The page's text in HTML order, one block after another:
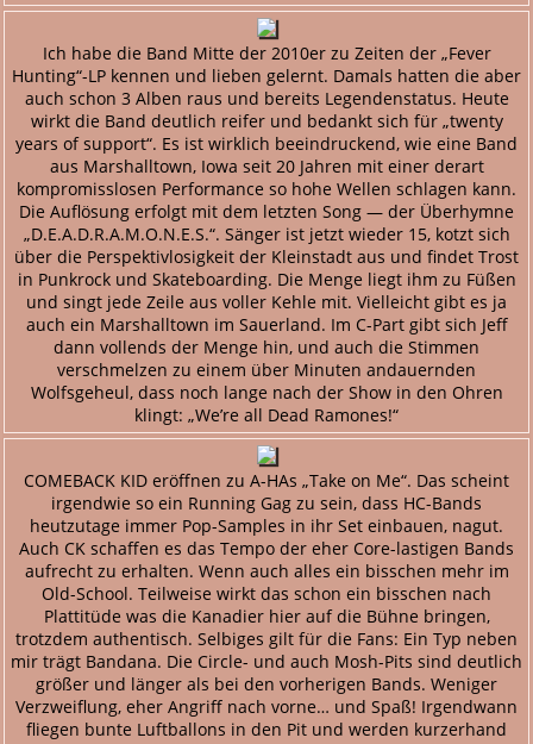
Ich habe die Band Mitte der 2010er zu Zeiten der „Fever
Hunting“-LP kennen und lieben gelernt. Damals hatten die aber
auch schon 3 Alben raus und bereits Legendenstatus. Heute
wirkt die Band deutlich reifer und bedankt sich für „twenty
years of support“. Es ist wirklich beeindruckend, wie eine Band
aus Marshalltown, Iowa seit 20 Jahren mit einer derart
kompromisslosen Performance so hohe Wellen schlagen kann.
Die Auflösung erfolgt mit dem letzten Song — der Überhymne
„D.E.A.D.R.A.M.O.N.E.S.“. Sänger ist jetzt wieder 15, kotzt sich
über die Perspektivlosigkeit der Kleinstadt aus und findet Trost
in Punkrock und Skateboarding. Die Menge liegt ihm zu Füßen
und singt jede Zeile aus voller Kehle mit. Vielleicht gibt es ja
auch ein Marshalltown im Sauerland. Im C-Part gibt sich Jeff
dann vollends der Menge hin, und auch die Stimmen
verschmelzen zu einem über Minuten andauernden
Wolfsgeheul, dass noch lange nach der Show in den Ohren
klingt: „We’re all Dead Ramones!“
COMEBACK KID eröffnen zu A-HAs „Take on Me“. Das scheint
irgendwie so ein Running Gag zu sein, dass HC-Bands
heutzutage immer Pop-Samples in ihr Set einbauen, nagut.
Auch CK schaffen es das Tempo der eher Core-lastigen Bands
aufrecht zu erhalten. Wenn auch alles ein bisschen mehr im
Old-School. Teilweise wirkt das schon ein bisschen nach
Plattitüde was die Kanadier hier auf die Bühne bringen,
trotzdem authentisch. Selbiges gilt für die Fans: Ein Typ neben
mir trägt Bandana. Die Circle- und auch Mosh-Pits sind deutlich
größer und länger als bei den vorherigen Bands. Weniger
Verzweiflung, eher Angriff nach vorne… und Spaß! Irgendwann
fliegen bunte Luftballons in den Pit und werden kurzerhand